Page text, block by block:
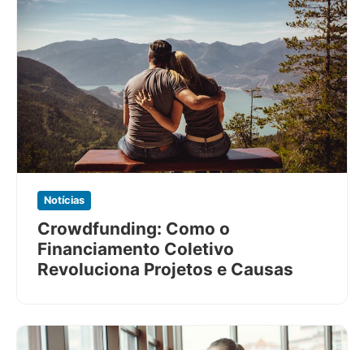
Notícias
Crowdfunding: Como o
Financiamento Coletivo
Revoluciona Projetos e Causas